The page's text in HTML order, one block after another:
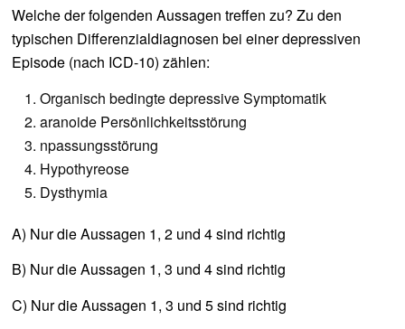
Welche der folgenden Aussagen treffen zu? Zu den
typischen Differenzialdiagnosen bei einer depressiven
Episode (nach ICD-10) zählen:
Organisch bedingte depressive Symptomatik
aranoide Persönlichkeitsstörung
npassungsstörung
Hypothyreose
Dysthymia
A) Nur die Aussagen 1, 2 und 4 sind richtig
B) Nur die Aussagen 1, 3 und 4 sind richtig
C) Nur die Aussagen 1, 3 und 5 sind richtig